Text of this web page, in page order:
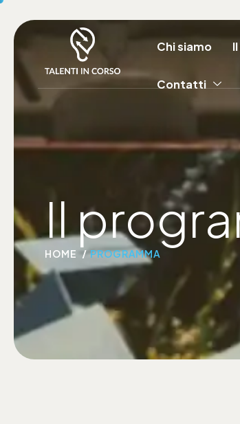
Chi siamo
Contatti
Il
HOME PROGRAMMA